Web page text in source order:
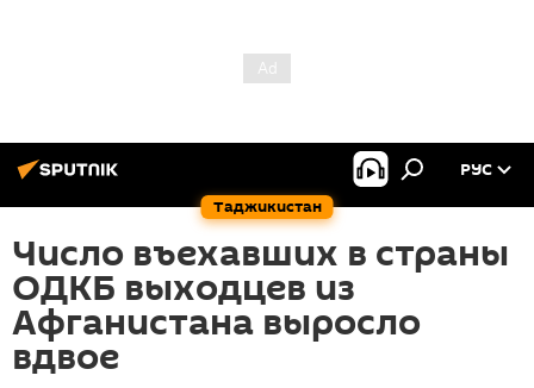
Таджикистан
РУС
Число въехавших в страны
ОДКБ выходцев из
Афганистана выросло
вдвое